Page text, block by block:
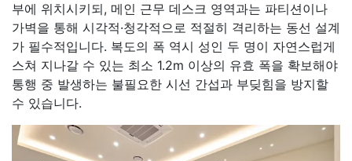
부에 위치시키되, 메인 근무 데스크 영역과는 파티션이나
가벽을 통해 시각적·청각적으로 적절히 격리하는 동선 설계
가 필수적입니다. 복도의 폭 역시 성인 두 명이 자연스럽게
스쳐 지나갈 수 있는 최소 1.2m 이상의 유효 폭을 확보해야
통행 중 발생하는 불필요한 시선 간섭과 부딪힘을 방지할
수 있습니다.